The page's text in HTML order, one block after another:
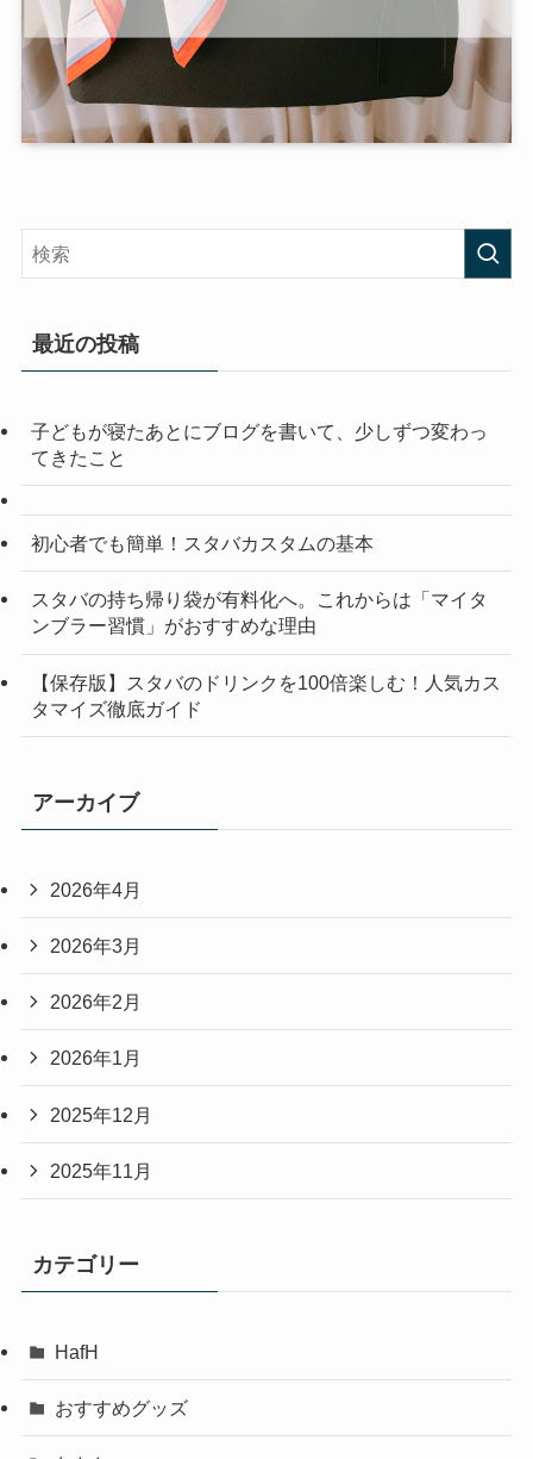
最近の投稿
子どもが寝たあとにブログを書いて、少しずつ変わっ
てきたこと
初心者でも簡単！スタバカスタムの基本
スタバの持ち帰り袋が有料化へ。これからは「マイタ
ンブラー習慣」がおすすめな理由
【保存版】スタバのドリンクを100倍楽しむ！人気カス
タマイズ徹底ガイド
アーカイブ
2026年4月
2026年3月
2026年2月
2026年1月
2025年12月
2025年11月
カテゴリー
HafH
おすすめグッズ